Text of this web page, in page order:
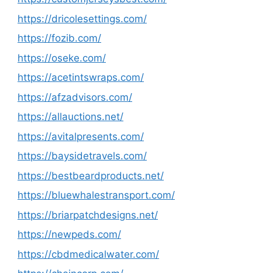
https://dricolesettings.com/
https://fozib.com/
https://oseke.com/
https://acetintswraps.com/
https://afzadvisors.com/
https://allauctions.net/
https://avitalpresents.com/
https://baysidetravels.com/
https://bestbeardproducts.net/
https://bluewhalestransport.com/
https://briarpatchdesigns.net/
https://newpeds.com/
https://cbdmedicalwater.com/